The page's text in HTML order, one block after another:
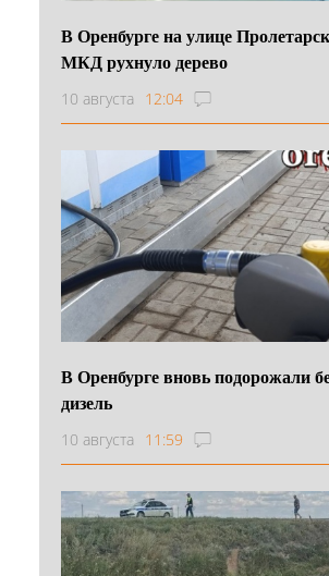
В Оренбурге на улице
МКД рухнуло дерево
10 августа 12:04
В Оренбурге вновь подорожали
дизель
10 августа 11:59